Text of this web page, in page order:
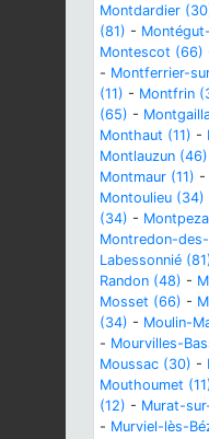
Montdardier
(81) -
Montescot (66)
- Montferrier-
(11) - Montfrin
(65) -
Monthaut (11) -
Montlauzun (46)
Montmaur (11) -
Montoulieu (34)
(34) -
Montredon-
Labessonnié
Randon (48) -
Mosset (66) -
(34) - Moulin-
- Mourvilles-
Moussac (30) -
Mouthoumet
(12) - Murat-
- Murviel-lès-